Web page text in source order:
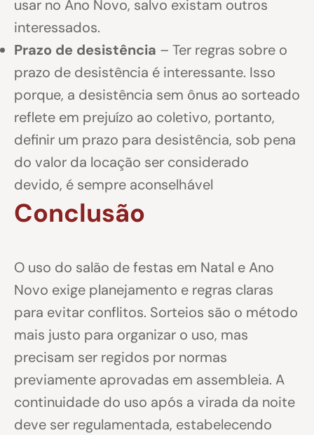
usar no Ano Novo, salvo existam outros
interessados.
Prazo de desistência – Ter regras sobre o
prazo de desistência é interessante. Isso
porque, a desistência sem ônus ao sorteado
reflete em prejuízo ao coletivo, portanto,
definir um prazo para desistência, sob pena
do valor da locação ser considerado
devido, é sempre aconselhável
Conclusão
O uso do salão de festas em Natal e Ano
Novo exige planejamento e regras claras
para evitar conflitos. Sorteios são o método
mais justo para organizar o uso, mas
precisam ser regidos por normas
previamente aprovadas em assembleia. A
continuidade do uso após a virada da noite
deve ser regulamentada, estabelecendo